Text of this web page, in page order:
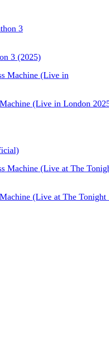
3 (2025)
(Live in London
(Live at The Tonight